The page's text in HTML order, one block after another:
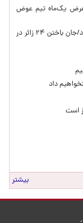
عرض یک‌ماه تیم عوض
پایان طرح ترافیکی اربعین پلیس با ثبت ۶۷ میلیون تردد/جان باختن ۲۴ زائر در
داد
است
بیشتر